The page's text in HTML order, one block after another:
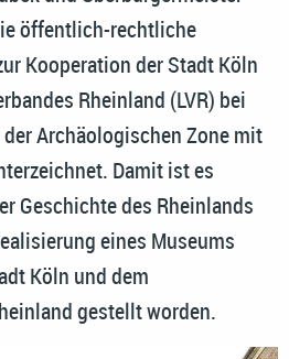
öffentlich-rechtliche
Kooperation der Stadt Köln
Rheinland (LVR) bei
Archäologischen Zone mit
Damit ist es
Geschichte des Rheinlands
eines Museums
Köln und dem
gestellt worden.